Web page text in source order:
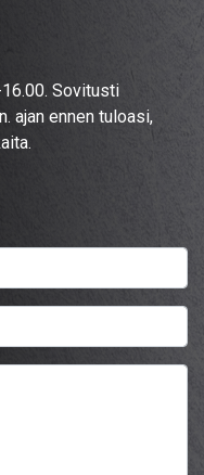
Sovitusti
ajan ennen tuloasi,